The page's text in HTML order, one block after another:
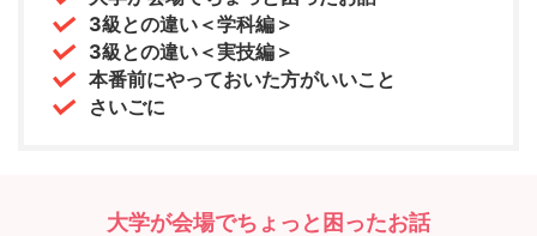
3級との違い＜学科編＞
3級との違い＜実技編＞
本番前にやっておいた方がいいこと
さいごに
大学が会場でちょっと困ったお話